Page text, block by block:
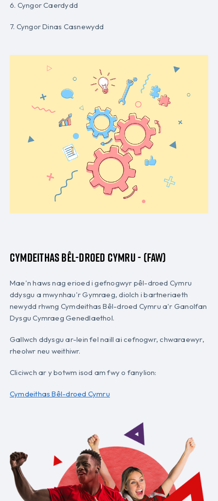
6. Cyngor Caerdydd
7. Cyngor Dinas Casnewydd
Cymdeithas Bêl-droed Cymru - (FAW)
Mae'n haws nag erioed i gefnogwyr pêl-droed Cymru
ddysgu a mwynhau'r Gymraeg, diolch i bartneriaeth
newydd rhwng Cymdeithas Bêl-droed Cymru a'r Ganolfan
Dysgu Cymraeg Genedlaethol.
Gallwch ddysgu ar-lein fel naill ai cefnogwr, chwaraewyr,
rheolwr neu weithiwr.
Cliciwch ar y botwm isod am fwy o fanylion:
Cymdeithas Bêl-droed Cymru